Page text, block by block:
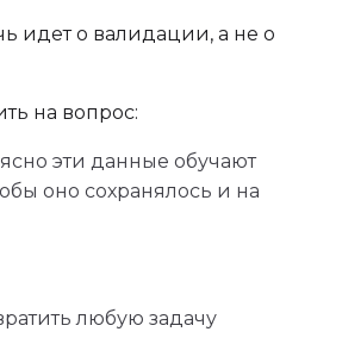
Width
идет о валидации, а не о
на вопрос:
эти данные обучают
оно сохранялось и на
любую задачу